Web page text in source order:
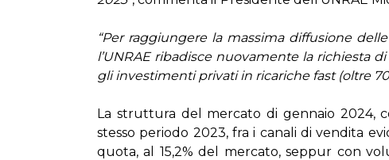
“Per rag­giun­ge­re la mas­si­ma dif­fu­sio­ne
l’UN­RAE ri­ba­di­sce nuo­va­men­te la ri­chie­sta
gli in­ve­sti­men­ti pri­va­ti in ri­ca­ri­che fa­st (ol­tre
La strut­tu­ra del mer­ca­to di gen­na­io 2024,
stes­so pe­rio­do 2023, fra i ca­na­li di ven­di­ta
quo­ta, al 15,2% del mer­ca­to, sep­pur con